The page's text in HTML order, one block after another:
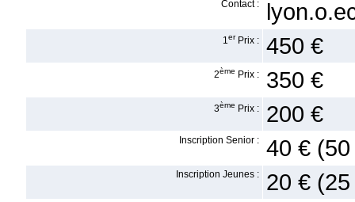
Contact :
1er Prix : 450 €
2ème Prix : 350 €
3ème Prix : 200 €
Inscription Senior : 40 €
Inscription Jeunes : 20 €